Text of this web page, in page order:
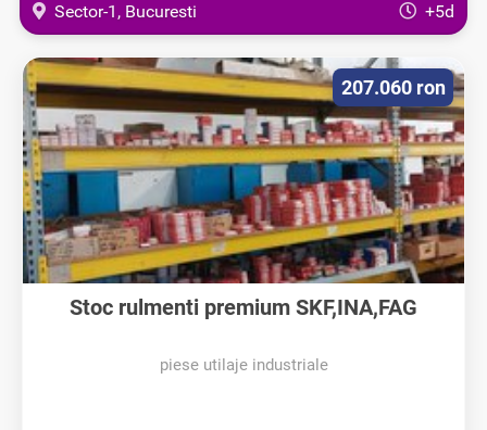
Sector-1, Bucuresti +5d
Stoc rulmenti premium SKF,INA,FAG
piese utilaje industriale
207.060 ron